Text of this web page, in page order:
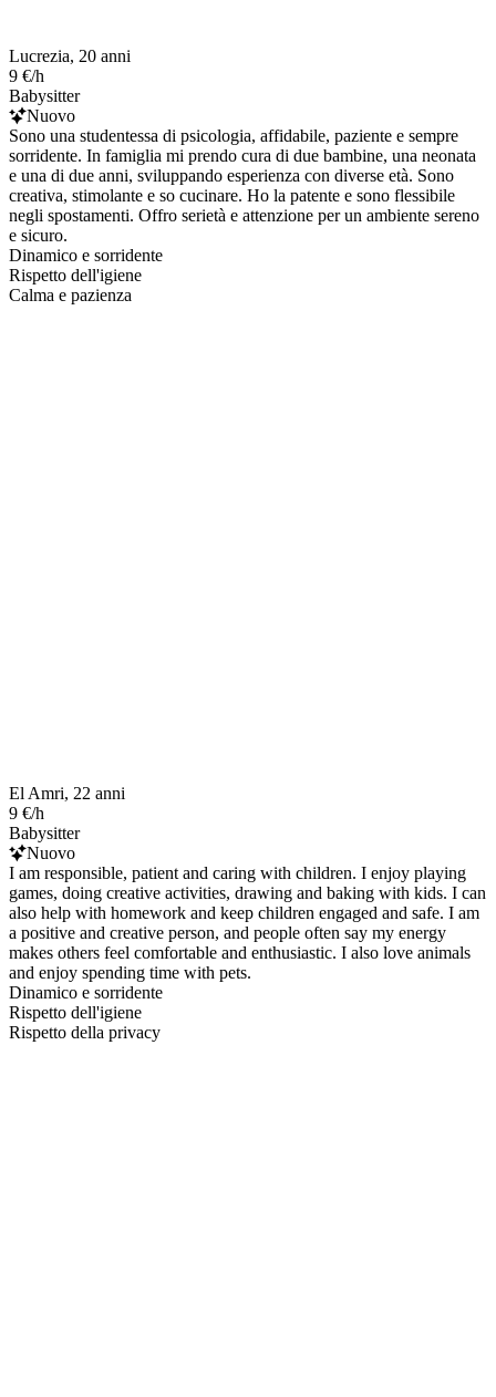
Lucrezia, 20 anni
9 €/h
Babysitter
Nuovo
Sono una studentessa di psicologia, affidabile, paziente e sempre
sorridente. In famiglia mi prendo cura di due bambine, una neonata
e una di due anni, sviluppando esperienza con diverse età. Sono
creativa, stimolante e so cucinare. Ho la patente e sono flessibile
negli spostamenti. Offro serietà e attenzione per un ambiente sereno
e sicuro.
Dinamico e sorridente
Rispetto dell'igiene
Calma e pazienza
El Amri, 22 anni
9 €/h
Babysitter
Nuovo
I am responsible, patient and caring with children. I enjoy playing
games, doing creative activities, drawing and baking with kids. I can
also help with homework and keep children engaged and safe. I am
a positive and creative person, and people often say my energy
makes others feel comfortable and enthusiastic. I also love animals
and enjoy spending time with pets.
Dinamico e sorridente
Rispetto dell'igiene
Rispetto della privacy